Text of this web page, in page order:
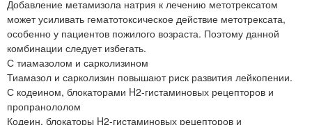
Добавление метамизола натрия к лечению метотрексатом
может усиливать гематотоксическое действие метотрексата,
особенно у пациентов пожилого возраста. Поэтому данной
комбинации следует избегать.
С тиамазолом и сарколизином
Тиамазол и сарколизин повышают риск развития лейкопении.
С кодеином, блокаторами H2-гистаминовых рецепторов и
пропранололом
Кодеин, блокаторы H2-гистаминовых рецепторов и